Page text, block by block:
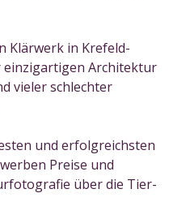
Klärwerk in Krefeld-
einzigartigen Architektur
vieler schlechter
und erfolgreichsten
Preise und
über die Tier-